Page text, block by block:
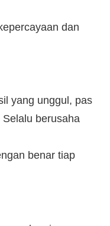
dan
yang unggul, pas
berusaha
benar tiap